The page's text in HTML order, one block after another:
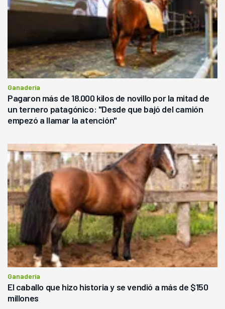
Ganadería
Pagaron más de 18.000 kilos de novillo por la mitad de
un ternero patagónico: "Desde que bajó del camión
empezó a llamar la atención"
Ganadería
El caballo que hizo historia y se vendió a más de $150
millones